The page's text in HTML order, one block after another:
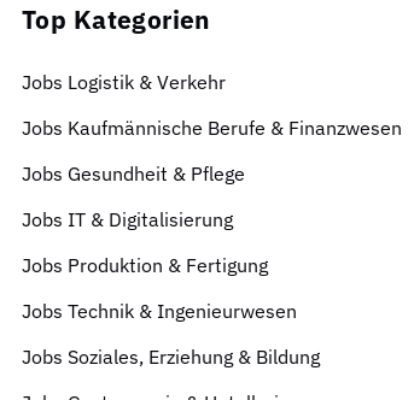
Top Kategorien
Jobs Logistik & Verkehr
Jobs Kaufmännische Berufe & Finanzwesen
Jobs Gesundheit & Pflege
Jobs IT & Digitalisierung
Jobs Produktion & Fertigung
Jobs Technik & Ingenieurwesen
Jobs Soziales, Erziehung & Bildung